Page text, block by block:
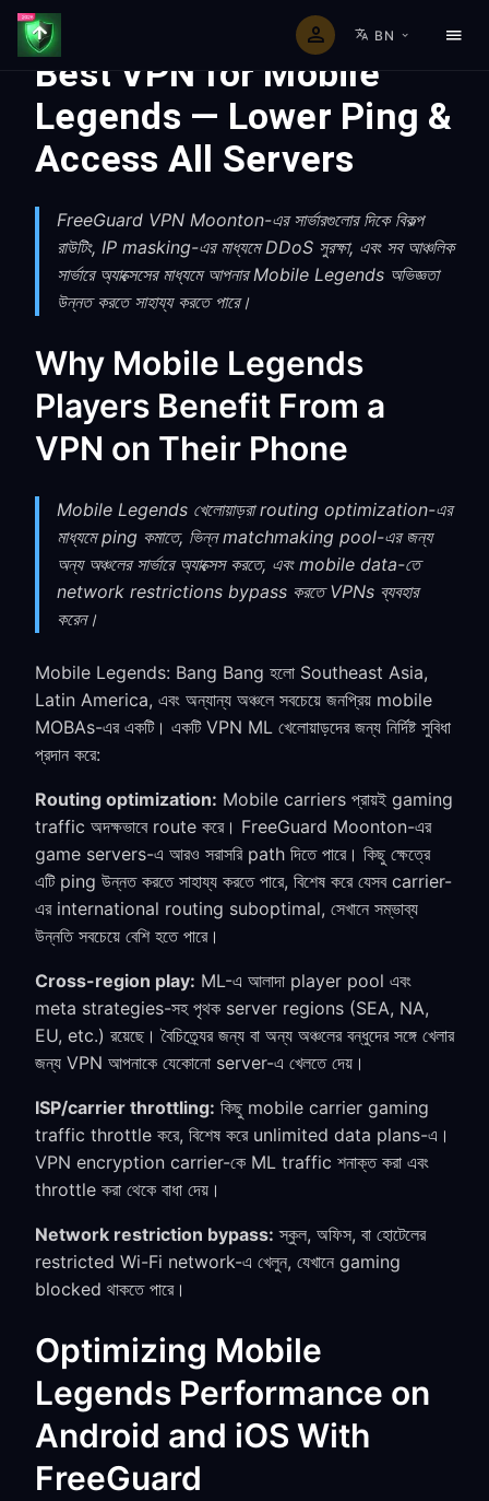
BN
Best VPN for Mobile
Legends — Lower Ping &
Access All Servers
FreeGuard VPN Moonton-এর সার্ভারগুলোর দিকে বিকল্প
রাউটিং, IP masking-এর মাধ্যমে DDoS সুরক্ষা, এবং সব আঞ্চলিক
সার্ভারে অ্যাক্সেসের মাধ্যমে আপনার Mobile Legends অভিজ্ঞতা
উন্নত করতে সাহায্য করতে পারে।
Why Mobile Legends
Players Benefit From a
VPN on Their Phone
Mobile Legends খেলোয়াড়রা routing optimization-এর
মাধ্যমে ping কমাতে, ভিন্ন matchmaking pool-এর জন্য
অন্য অঞ্চলের সার্ভারে অ্যাক্সেস করতে, এবং mobile data-তে
network restrictions bypass করতে VPNs ব্যবহার
করেন।
Mobile Legends: Bang Bang হলো Southeast Asia,
Latin America, এবং অন্যান্য অঞ্চলে সবচেয়ে জনপ্রিয় mobile
MOBAs-এর একটি। একটি VPN ML খেলোয়াড়দের জন্য নির্দিষ্ট সুবিধা
প্রদান করে:
Routing optimization: Mobile carriers প্রায়ই gaming
traffic অদক্ষভাবে route করে। FreeGuard Moonton-এর
game servers-এ আরও সরাসরি path দিতে পারে। কিছু ক্ষেত্রে
এটি ping উন্নত করতে সাহায্য করতে পারে, বিশেষ করে যেসব carrier-
এর international routing suboptimal, সেখানে সম্ভাব্য
উন্নতি সবচেয়ে বেশি হতে পারে।
Cross-region play: ML-এ আলাদা player pool এবং
meta strategies-সহ পৃথক server regions (SEA, NA,
EU, etc.) রয়েছে। বৈচিত্র্যের জন্য বা অন্য অঞ্চলের বন্ধুদের সঙ্গে খেলার
জন্য VPN আপনাকে যেকোনো server-এ খেলতে দেয়।
ISP/carrier throttling: কিছু mobile carrier gaming
traffic throttle করে, বিশেষ করে unlimited data plans-এ।
VPN encryption carrier-কে ML traffic শনাক্ত করা এবং
throttle করা থেকে বাধা দেয়।
Network restriction bypass: স্কুল, অফিস, বা হোটেলের
restricted Wi-Fi network-এ খেলুন, যেখানে gaming
blocked থাকতে পারে।
Optimizing Mobile
Legends Performance on
Android and iOS With
FreeGuard